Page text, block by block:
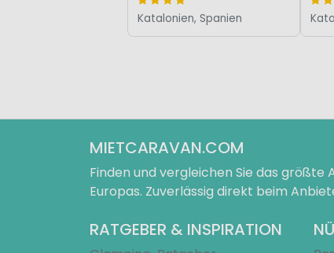
Katalonien, Spanien
MIETCARAVAN.COM
Finden und vergleichen Sie das
Europas. Zuverlässig direkt beim
RATGEBER & INSPIRATION